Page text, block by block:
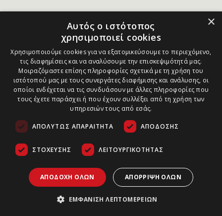
×
Αυτός ο ιστότοπος
χρησιμοποιεί cookies
Χρησιμοποιούμε cookies για να εξατομικεύσουμε το περιεχόμενο,
τις διαφημίσεις και να αναλύσουμε την επισκεψιμότητά μας.
Μοιραζόμαστε επίσης πληροφορίες σχετικά με τη χρήση του
ιστότοπού μας με τους συνεργάτες διαφήμισης και ανάλυσης, οι
οποίοι ενδέχεται να τις συνδυάσουν με άλλες πληροφορίες που
τους έχετε παράσχει ή που έχουν συλλέξει από τη χρήση των
υπηρεσιών τους από εσάς.
ΑΠΟΛΎΤΩΣ ΑΠΑΡΑΊΤΗΤΑ ΑΠΌΔΟΣΗΣ
ΣΤΌΧΕΥΣΗΣ ΛΕΙΤΟΥΡΓΙΚΌΤΗΤΑΣ
ΑΠΟΔΟΧΉ ΌΛΩΝ ΑΠΌΡΡΙΨΗ ΌΛΩΝ
ΕΜΦΆΝΙΣΗ ΛΕΠΤΟΜΕΡΕΙΏΝ